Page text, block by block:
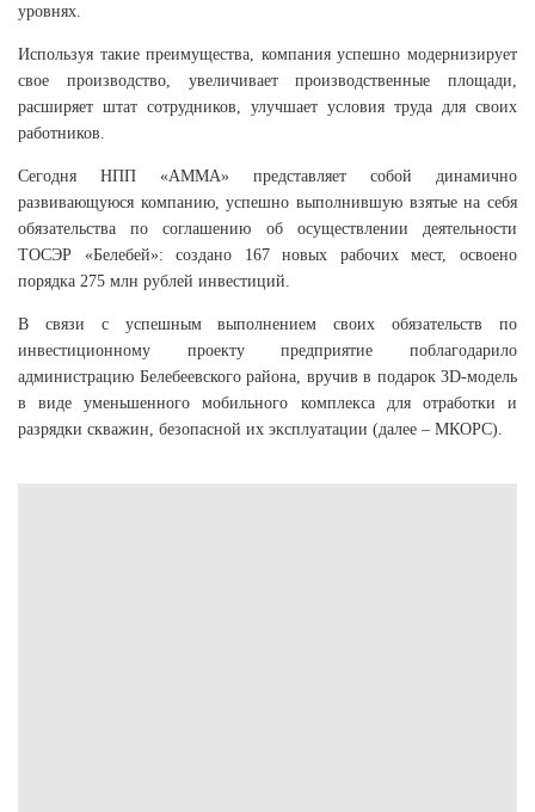
уровнях.
Используя такие преимущества, компания успешно модернизирует
свое производство, увеличивает производственные площади,
расширяет штат сотрудников, улучшает условия труда для своих
работников.
Сегодня НПП «АММА» представляет собой динамично
развивающуюся компанию, успешно выполнившую взятые на себя
обязательства по соглашению об осуществлении деятельности
ТОСЭР «Белебей»: создано 167 новых рабочих мест, освоено
порядка 275 млн рублей инвестиций.
В связи с успешным выполнением своих обязательств по
инвестиционному проекту предприятие поблагодарило
администрацию Белебеевского района, вручив в подарок 3D-модель
в виде уменьшенного мобильного комплекса для отработки и
разрядки скважин, безопасной их эксплуатации (далее – МКОРС).